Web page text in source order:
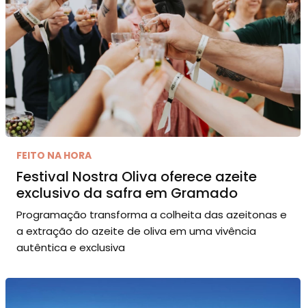
FEITO NA HORA
Festival Nostra Oliva oferece azeite
exclusivo da safra em Gramado
Programação transforma a colheita das azeitonas e
a extração do azeite de oliva em uma vivência
autêntica e exclusiva